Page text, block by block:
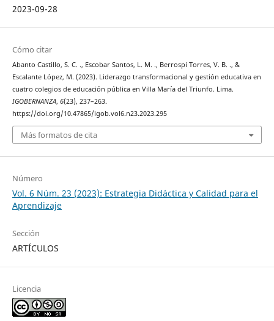
2023-09-28
Cómo citar
Abanto Castillo, S. C. ., Escobar Santos, L. M. ., Berrospi Torres, V. B. ., &
Escalante López, M. (2023). Liderazgo transformacional y gestión educativa en
cuatro colegios de educación pública en Villa María del Triunfo. Lima.
IGOBERNANZA, 6(23), 237–263.
https://doi.org/10.47865/igob.vol6.n23.2023.295
Más formatos de cita
Número
Vol. 6 Núm. 23 (2023): Estrategia Didáctica y Calidad para el
Aprendizaje
Sección
ARTÍCULOS
Licencia